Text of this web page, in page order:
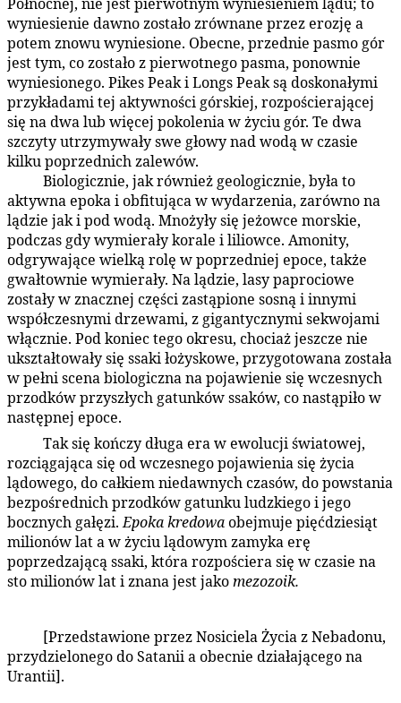
wyniesienie dawno zostało zrównane przez erozję a
potem znowu wyniesione. Obecne, przednie pasmo gór
jest tym, co zostało z pierwotnego pasma, ponownie
wyniesionego. Pikes Peak i Longs Peak są doskonałymi
przykładami tej aktywności górskiej, rozpościerającej
się na dwa lub więcej pokolenia w życiu gór. Te dwa
szczyty utrzymywały swe głowy nad wodą w czasie
kilku poprzednich zalewów.
Biologicznie, jak również geologicznie, była to
aktywna epoka i obfitująca w wydarzenia, zarówno na
lądzie jak i pod wodą. Mnożyły się jeżowce morskie,
podczas gdy wymierały korale i liliowce. Amonity,
odgrywające wielką rolę w poprzedniej epoce, także
gwałtownie wymierały. Na lądzie, lasy paprociowe
zostały w znacznej części zastąpione sosną i innymi
współczesnymi drzewami, z gigantycznymi sekwojami
włącznie. Pod koniec tego okresu, chociaż jeszcze nie
ukształtowały się ssaki łożyskowe, przygotowana została
w pełni scena biologiczna na pojawienie się wczesnych
przodków przyszłych gatunków ssaków, co nastąpiło w
następnej epoce.
Tak się kończy długa era w ewolucji światowej,
rozciągająca się od wczesnego pojawienia się życia
lądowego, do całkiem niedawnych czasów, do powstania
bezpośrednich przodków gatunku ludzkiego i jego
bocznych gałęzi.Epoka kredowaobejmuje pięćdziesiąt
milionów lat a w życiu lądowym zamyka erę
poprzedzającą ssaki, która rozpościera się w czasie na
sto milionów lat i znana jest jakomezozoik.
[Przedstawione przez Nosiciela Życia z Nebadonu,
przydzielonego do Satanii a obecnie działającego na
Urantii].